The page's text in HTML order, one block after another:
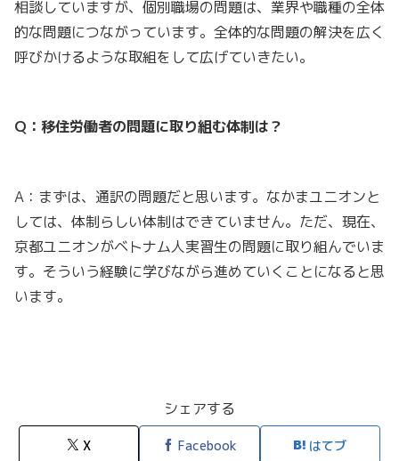
相談していますが、個別職場の問題は、業界や職種の全体
的な問題につながっています。全体的な問題の解決を広く
呼びかけるような取組をして広げていきたい。
Q：移住労働者の問題に取り組む体制は？
A：まずは、通訳の問題だと思います。なかまユニオンと
しては、体制らしい体制はできていません。ただ、現在、
京都ユニオンがベトナム人実習生の問題に取り組んでいま
す。そういう経験に学びながら進めていくことになると思
います。
シェアする
X Facebook はてブ